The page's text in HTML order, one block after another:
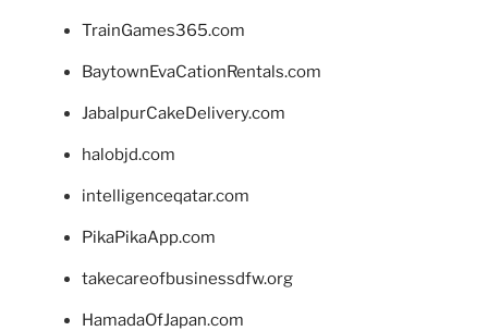
TrainGames365.com
BaytownEvaCationRentals.com
JabalpurCakeDelivery.com
halobjd.com
intelligenceqatar.com
PikaPikaApp.com
takecareofbusinessdfw.org
HamadaOfJapan.com